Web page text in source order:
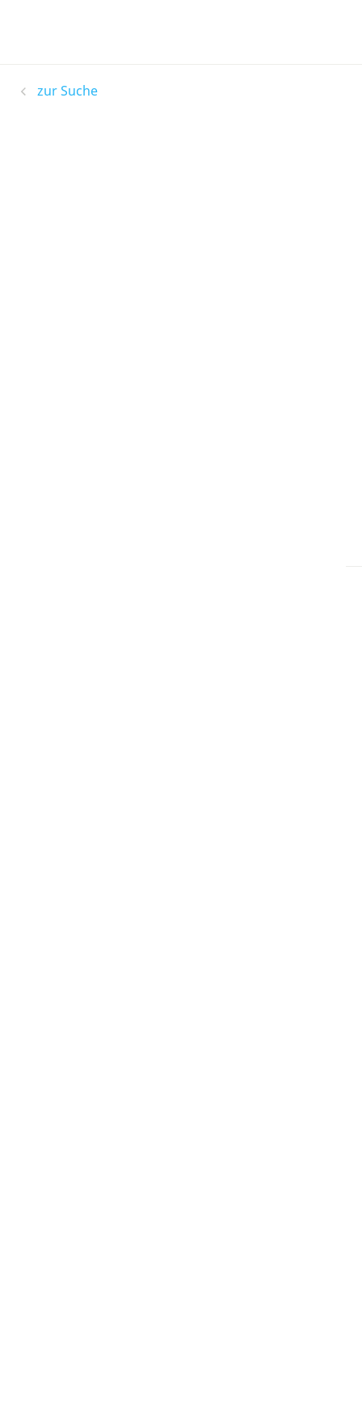
zur Suche